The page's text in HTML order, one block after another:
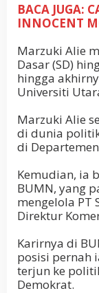
BACA JUGA:
INNOCENT
Marzuki Alie
Dasar (SD)
hingga
Universiti
Marzuki Alie
di dunia
di
Kemudian, ia
BUMN, yang
mengelola PT
Direktur
Karirnya di
posisi pernah
terjun ke
Demokrat.